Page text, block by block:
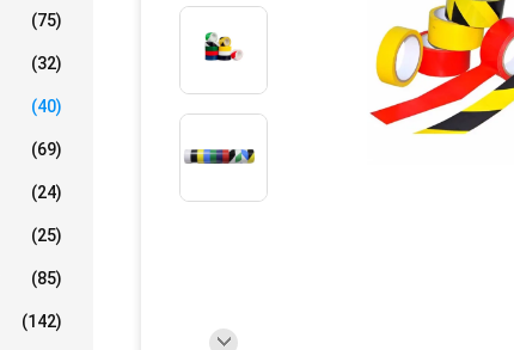
(75)
(32)
(40)
(69)
(24)
(25)
(85)
(142)